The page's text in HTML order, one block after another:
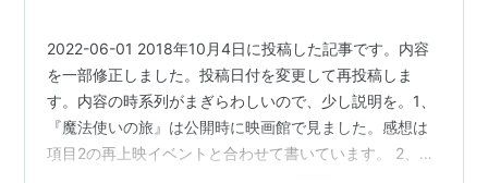
2022-06-01 2018年10月4日に投稿した記事です。内容
を一部修正しました。投稿日付を変更して再投稿しま
す。内容の時系列がまぎらわしいので、少し説明を。1、
『魔法使いの旅』は公開時に映画館で見ました。感想は
項目2の再上映イベントと合わせて書いています。 2、イ